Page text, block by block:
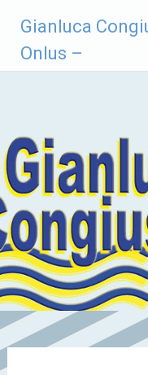
contenuto
Gianluca
Onlus –